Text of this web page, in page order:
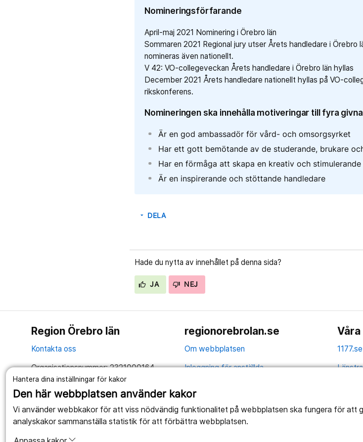
Hantera dina inställningar för kakor
Den här webbplatsen använder kakor
Vi använder webbkakor för att viss nödvändig funktionalitet på webbplatsen ska fungera för att
analyskakor sammanställa statistik för att förbättra webbplatsen.
Nomineringsförfarande
April-maj 2021 Nominering i Örebro län
Sommaren 2021 Regional jury utser Årets handledare i Örebro
nomineras även nationellt.
V 42: VO-collegeveckan Årets handledare i Örebro län hyllas
December 2021 Årets handledare nationellt hyllas på VO-
rikskonferens.
Nomineringen ska innehålla motiveringar till fyra
Är en god ambassadör för vård- och omsorgsyrket
Har ett gott bemötande av de studerande, brukare
Har en förmåga att skapa en kreativ och
Är en inspirerande och stöttande handledare
arrow_drop_down DELA
Hade du nytta av innehållet på denna sida?
JA NEJ
Region Örebro län
Kontakta oss
Organisationsnummer: 2321000164
Tillsammans skapar vi ett bättre liv
regionorebrolan.se
Om webbplatsen
Inloggning för anställda
Anslagstavla
Tillgänglighetsredogörelse
1177.se